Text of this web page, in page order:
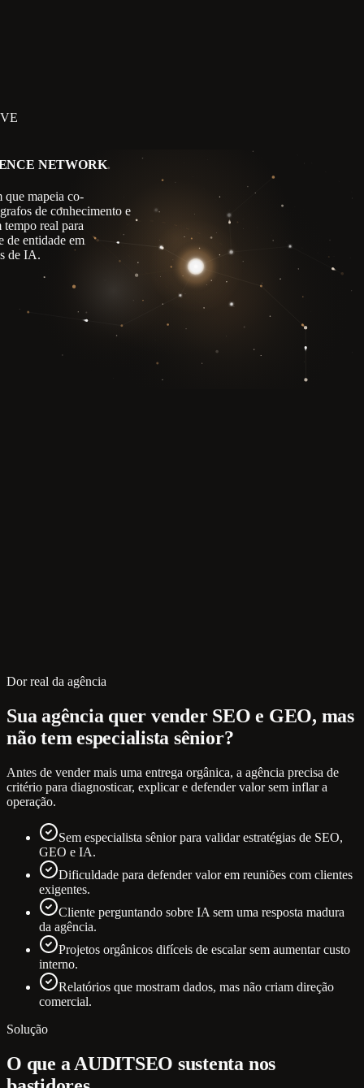
NETWORK
que mapeia co-
de conhecimento e
real para
de entidade em
de IA.
Dor real da agência
Sua agência quer vender SEO e GEO, mas
não tem especialista sênior?
Antes de vender mais uma entrega orgânica, a agência precisa de
critério para diagnosticar, explicar e defender valor sem inflar a
operação.
Sem especialista sênior para validar estratégias de SEO,
GEO e IA.
Dificuldade para defender valor em reuniões com clientes
exigentes.
Cliente perguntando sobre IA sem uma resposta madura
da agência.
Projetos orgânicos difíceis de escalar sem aumentar custo
interno.
Relatórios que mostram dados, mas não criam direção
comercial.
Solução
O que a AUDITSEO sustenta nos